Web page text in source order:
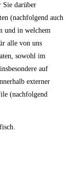
Sie darüber
(nachfolgend auch
und in welchem
alle von uns
sowohl im
auf
externer
(nachfolgend